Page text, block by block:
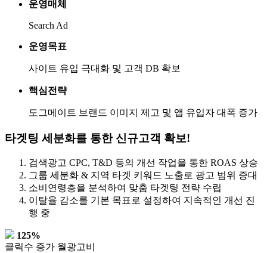
운영매체
Search Ad
운영목표
사이트 유입 극대화 및 고객 DB 확보
핵심전략
도그메이트 브랜드 이미지 제고 및 앱 유입자 대폭 증가
타겟팅 세분화를 통한 신규고객 확보!
검색광고 CPC, T&D 등의 개선 작업을 통한 ROAS 상승
그룹 세분화 & 지역 타겟 키워드 노출로 광고 범위 증대
소비연령층을 분석하여 맞춤 타겟팅 전략 수립
이탈율 감소를 기본 목표로 설정하여 지속적인 개선 진
행 중
125%
클릭수 증가 월광고비